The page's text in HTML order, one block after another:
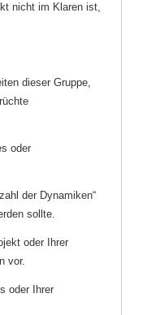
nicht im Klaren ist,
dieser Gruppe,
oder
der Dynamiken“
sollte.
oder Ihrer
vor.
oder Ihrer